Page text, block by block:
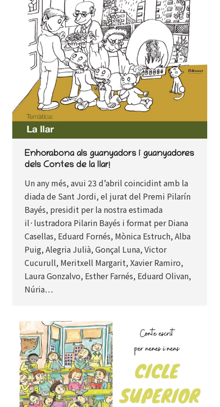
Enhorabona als guanyadors i guanyadores
dels Contes de la llar!
Un any més, avui 23 d’abril coincidint amb la
diada de Sant Jordi, el jurat del Premi Pilarín
Bayés, presidit per la nostra estimada
il·lustradora Pilarin Bayés i format per Diana
Casellas, Eduard Fornés, Mònica Estruch, Alba
Puig, Alegria Julià, Gonçal Luna, Victor
Cucurull, Meritxell Margarit, Xavier Ramiro,
Laura Gonzalvo, Esther Farnés, Eduard Olivan,
Núria…